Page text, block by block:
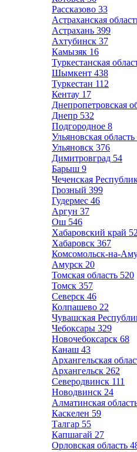
Рассказово 33
Астраханская
Астрахань 399
Ахтубинск 37
Камызяк 16
Туркестанская
Шымкент 438
Туркестан 112
Кентау 17
Днепропетровская
Днепр 532
Подгородное 8
Ульяновская область
Ульяновск 376
Димитровград 54
Барыш 9
Чеченская
Грозный 399
Гудермес 46
Аргун 37
Ош 546
Хабаровский край
Хабаровск 367
Комсомольск-на-
Амурск 20
Томская область 520
Томск 357
Северск 46
Колпашево 22
Чувашская
Чебоксары 329
Новочебоксарск 68
Канаш 43
Архангельская
Архангельск 262
Северодвинск 111
Новодвинск 24
Алматинская
Каскелен 59
Талгар 55
Капшагай 27
Орловская область